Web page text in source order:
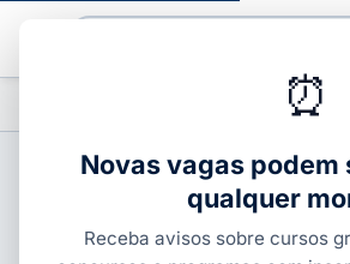
CURSOS COM CERTIFICADO
⏰
Novas vagas podem
qualquer
Receba avisos sobre cursos